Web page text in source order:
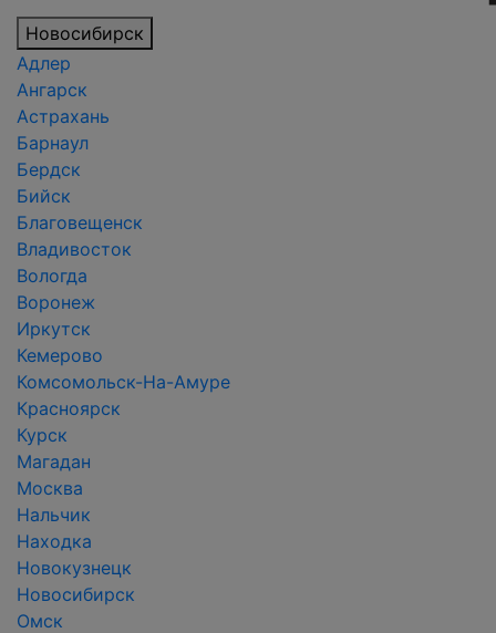
Новосибирск
Адлер
Ангарск
Астрахань
Барнаул
Бердск
Бийск
Благовещенск
Владивосток
Вологда
Воронеж
Иркутск
Кемерово
Комсомольск-На-Амуре
Красноярск
Курск
Магадан
Москва
Нальчик
Находка
Новокузнецк
Новосибирск
Омск